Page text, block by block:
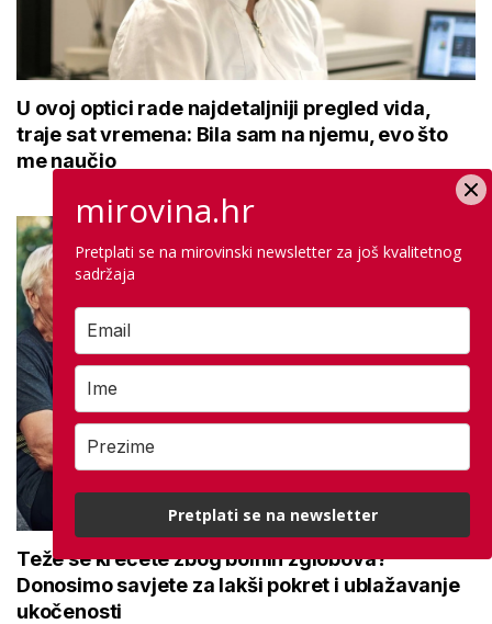
U ovoj optici rade najdetaljniji pregled vida,
traje sat vremena: Bila sam na njemu, evo što
me naučio
Teže se krećete zbog bolnih zglobova?
Donosimo savjete za lakši pokret i ublažavanje
ukočenosti
mirovina.hr
Pretplati se na mirovinski newsletter za još kvalitetnog
sadržaja
Pretplati se na newsletter